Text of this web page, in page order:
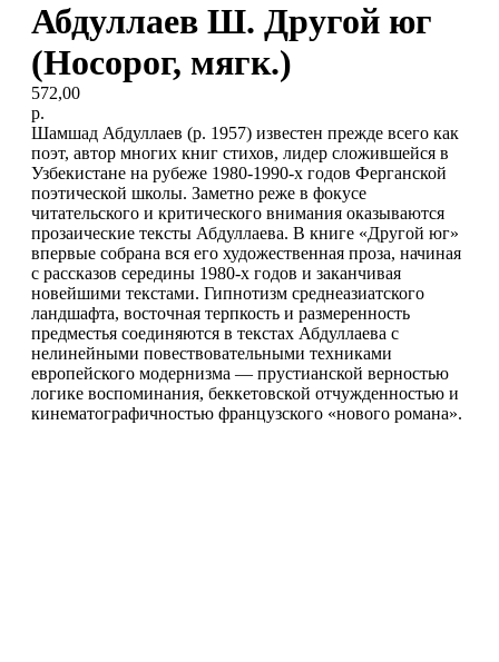
Абдуллаев Ш. Другой юг
(Носорог, мягк.)
572,00
р.
Шамшад Абдуллаев (р. 1957) известен прежде всего как
поэт, автор многих книг стихов, лидер сложившейся в
Узбекистане на рубеже 1980-1990-х годов Ферганской
поэтической школы. Заметно реже в фокусе
читательского и критического внимания оказываются
прозаические тексты Абдуллаева. В книге «Другой юг»
впервые собрана вся его художественная проза, начиная
с рассказов середины 1980-х годов и заканчивая
новейшими текстами. Гипнотизм среднеазиатского
ландшафта, восточная терпкость и размеренность
предместья соединяются в текстах Абдуллаева с
нелинейными повествовательными техниками
европейского модернизма — прустианской верностью
логике воспоминания, беккетовской отчужденностью и
кинематографичностью французского «нового романа».